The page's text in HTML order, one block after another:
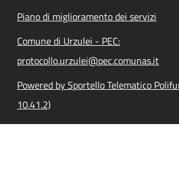
Piano di miglioramento dei servizi
Comune di Urzulei - PEC:
protocollo.urzulei@pec.comunas.it
Powered by Sportello Telematico
10.41.2)